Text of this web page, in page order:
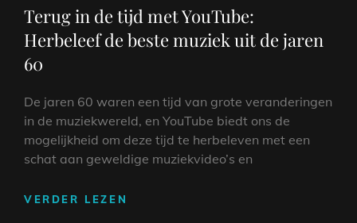
DE
JAREN
60
Terug in de tijd met YouTube:
Herbeleef de beste muziek uit de jaren
60
De jaren 60 waren een tijd van grote veranderingen
in de muziekwereld, en YouTube biedt ons de
mogelijkheid om deze tijd te herbeleven met een
schat aan geweldige muziekvideo’s en
VERDER LEZEN